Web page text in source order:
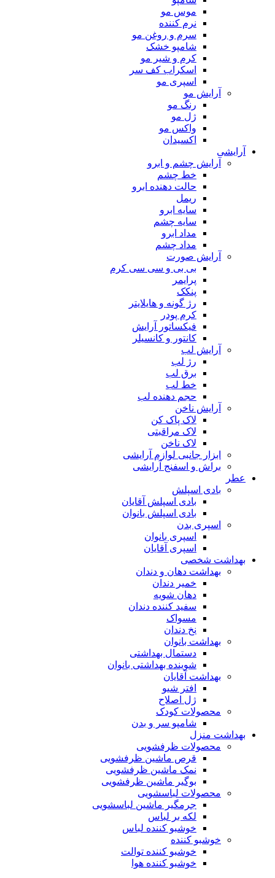
موس مو
نرم کننده
سرم و روغن مو
شامپو خشک
کرم و شیر مو
اسکراب کف سر
اسپری مو
آرایش مو
رنگ مو
ژل مو
واکس مو
اکسیدان
آرایشی
آرایش چشم و ابرو
خط چشم
حالت دهنده ابرو
ریمل
سایه ابرو
سایه چشم
مداد ابرو
مداد چشم
آرایش صورت
بی بی و سی سی کرم
پرایمر
پنکک
رژ گونه و هایلایتر
کرم پودر
فیکساتور آرایش
کانتور و کانسیلر
آرایش لب
رژ لب
برق لب
خط لب
حجم دهنده لب
آرایش ناخن
لاک پاک کن
لاک مراقبتی
لاک ناخن
ابزار جانبی لوازم آرایشی
براش و اسفنج آرایشی
عطر
بادی اسپلش
بادی اسپلش آقایان
بادی اسپلش بانوان
اسپری بدن
اسپری بانوان
اسپری آقایان
بهداشت شخصی
بهداشت دهان و دندان
خمیر دندان
دهان شویه
سفید کننده دندان
مسواک
نخ دندان
بهداشت بانوان
دستمال بهداشتی
شوینده بهداشتی بانوان
بهداشت آقایان
افتر شیو
ژل اصلاح
محصولات کودک
شامپو سر و بدن
بهداشت منزل
محصولات ظرفشویی
قرص ماشین ظرفشویی
نمک ماشین ظرفشویی
بوگیر ماشین ظرفشویی
محصولات لباسشویی
جرمگیر ماشین لباسشویی
لکه بر لباس
خوشبو کننده لباس
خوشبو کننده
خوشبو کننده توالت
خوشبو کننده هوا